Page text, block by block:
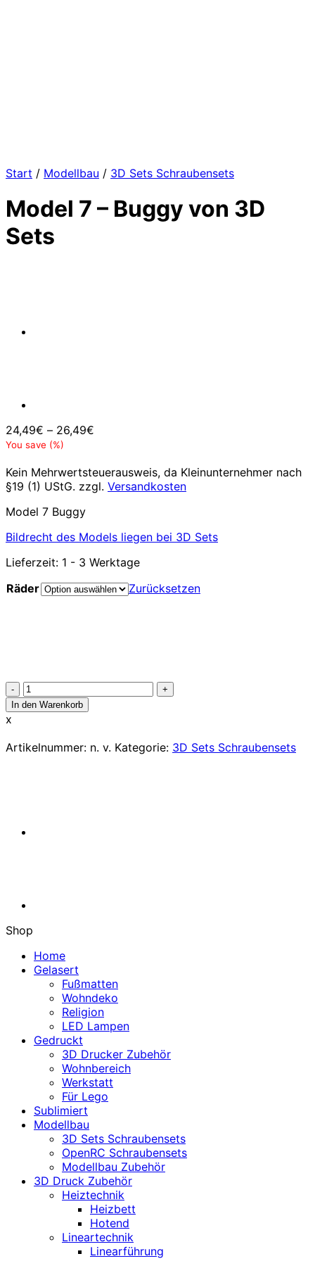
Start / Modellbau / 3D Sets Schraubensets
Model 7 – Buggy von 3D
Sets
24,49€ – 26,49€
You save (%)
Kein Mehrwertsteuerausweis, da Kleinunternehmer nach
§19 (1) UStG. zzgl. Versandkosten
Model 7 Buggy
Bildrecht des Models liegen bei 3D Sets
Lieferzeit: 1 - 3 Werktage
Räder
Zurücksetzen
Model
7
-
von
In den Warenkorb
x
Artikelnummer: n. v. Kategorie: 3D Sets Schraubensets
Shop
Home
Gelasert
Fußmatten
Wohndeko
Religion
LED Lampen
Gedruckt
3D Drucker Zubehör
Wohnbereich
Werkstatt
Für Lego
Sublimiert
Modellbau
3D Sets Schraubensets
OpenRC Schraubensets
Modellbau Zubehör
3D Druck Zubehör
Heiztechnik
Heizbett
Hotend
Lineartechnik
Linearführung